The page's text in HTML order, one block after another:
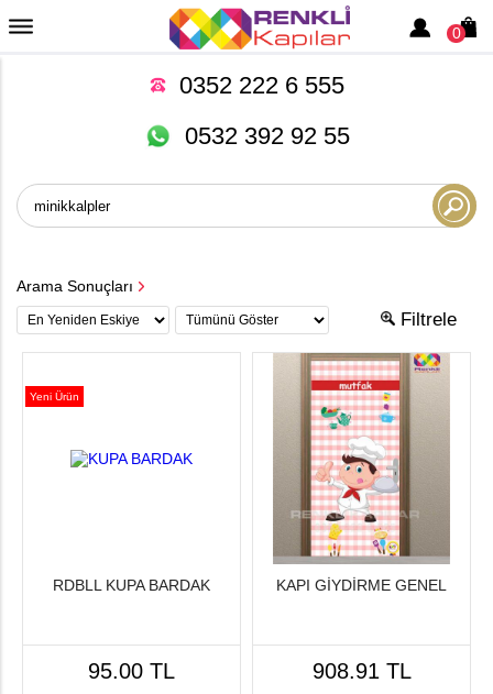
0
0352 222 6 555
0532 392 92 55
Arama Sonuçları
Filtrele
Yeni Ürün
RDBLL KUPA BARDAK
95.00 TL
KAPI GİYDİRME GENEL
908.91 TL